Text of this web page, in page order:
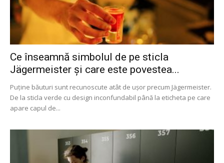
Ce înseamnă simbolul de pe sticla
Jägermeister și care este povestea...
Puține băuturi sunt recunoscute atât de ușor precum Jägermeister.
De la sticla verde cu design inconfundabil până la eticheta pe care
apare capul de...